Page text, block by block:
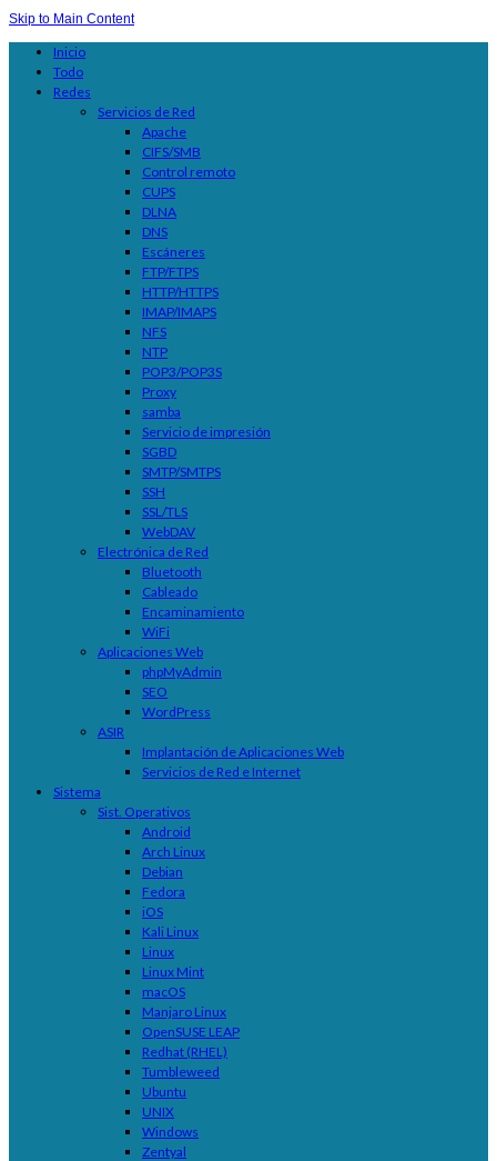
Skip to Main Content
Inicio
Todo
Redes
Servicios de Red
Apache
CIFS/SMB
Control remoto
CUPS
DLNA
DNS
Escáneres
FTP/FTPS
HTTP/HTTPS
IMAP/IMAPS
NFS
NTP
POP3/POP3S
Proxy
samba
Servicio de impresión
SGBD
SMTP/SMTPS
SSH
SSL/TLS
WebDAV
Electrónica de Red
Bluetooth
Cableado
Encaminamiento
WiFi
Aplicaciones Web
phpMyAdmin
SEO
WordPress
ASIR
Implantación de Aplicaciones Web
Servicios de Red e Internet
Sistema
Sist. Operativos
Android
Arch Linux
Debian
Fedora
iOS
Kali Linux
Linux
Linux Mint
macOS
Manjaro Linux
OpenSUSE LEAP
Redhat (RHEL)
Tumbleweed
Ubuntu
UNIX
Windows
Zentyal